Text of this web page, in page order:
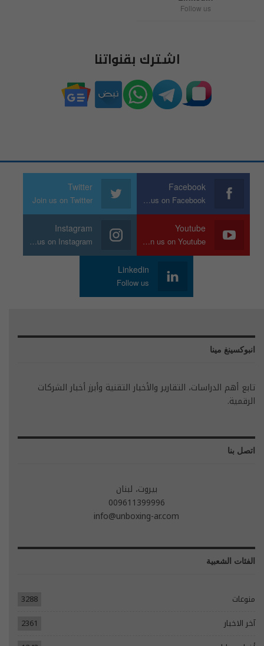
Follow us
اشترك بقنواتنا
Facebook
Join us on Facebook
Twitter
Join us on Twitter
Youtube
Join us on Youtube
Instagram
Join us on Instagram
Linkedin
Follow us
انبوكسينغ مينا
تابع أهم الدراسات، التقارير والأخبار التقنية وأبرز أخبار الشركات
الرقمية.
اتصل بنا
بيروت، لبنان
009611399996
info@unboxing-ar.com
الفئات الشعبية
منوعات
3288
آخر الاخبار
2361